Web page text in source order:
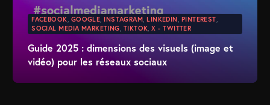
FACEBOOK GOOGLE INSTAGRAM ,LINKEDIN PINTEREST
SOCIAL MEDIA MARKETING TIKTOK ,X - TWITTER
Guide 2025 : dimensions des visuels (image et
vidéo) pour les réseaux sociaux